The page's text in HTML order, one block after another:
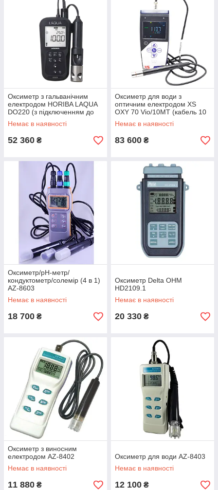
Оксиметр з гальванічним
електродом HORIBA LAQUA
DO220 (з підключенням до
ПК)
Немає в наявності
52 360 ₴
Оксиметр для води з
оптичним електродом XS
OXY 70 Vio/10MT (кабель 10
м)
Немає в наявності
83 600 ₴
Оксиметр/рН-метр/
кондуктометр/солемір (4 в 1)
AZ-8603
Немає в наявності
18 700 ₴
Оксиметр Delta OHM
HD2109.1
Немає в наявності
20 330 ₴
Оксиметр з виносним
електродом AZ-8402
Немає в наявності
11 880 ₴
Оксиметр для води AZ-8403
Немає в наявності
12 100 ₴